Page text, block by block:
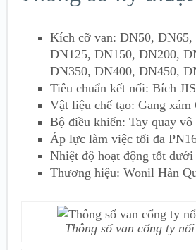
Kích cỡ van: DN50,
DN125, DN150, DN200,
DN350, DN400, DN450,
Tiêu chuẩn kết nối: Bích
Vật liệu chế tạo: Gang
Bộ điều khiển: Tay quay vô
Áp lực làm việc tối đa
Nhiệt độ hoạt động tốt dưới
Thương hiệu: Wonil Hàn
Thông số van cổng ty